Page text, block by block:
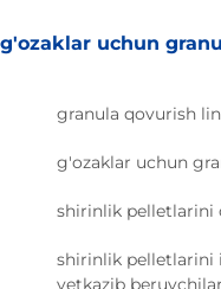
g'ozaklar uchun
granula qovurish
g'ozaklar uchun
shirinlik pelletlarini
shirinlik pelletlarini
yetkazib